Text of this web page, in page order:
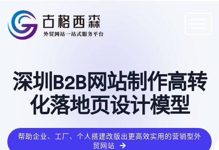
深圳B2B网站制作高转
化落地页设计模型
帮助企业、工厂、个人搭建改版出更高效实用的营销型外
贸网站